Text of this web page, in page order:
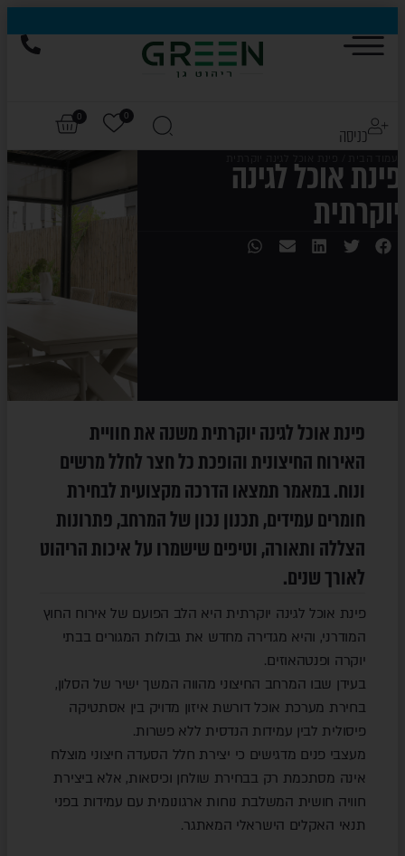
כניסה
0
0
פינת אוכל לגינה
יוקרתית
פינת אוכל לגינה יוקרתית משנה את חוויית
האירוח החיצונית והופכת כל חצר לחלל מרשים
ונוח. במאמר תמצאו הדרכה מקצועית לבחירת
חומרים עמידים, תכנון נכון של המרחב, פתרונות
הצללה ותאורה, וטיפים שישמרו על איכות הריהוט
לאורך שנים.
פינת אוכל לגינה יוקרתית היא הלב הפועם של אירוח החוץ
המודרני, והיא מגדירה מחדש את גבולות המגורים בבתי
יוקרה ופנטהאוזים.
בעידן שבו המרחב החיצוני מהווה המשך ישיר של הסלון,
בחירת מערכת אוכל דורשת איזון מדויק בין אסתטיקה
פיסולית לבין עמידות הנדסית ללא פשרות.
מעצבי פנים מדגישים כי יצירת חלל הסעדה חיצוני מוצלח
אינה מסתכמת רק בבחירת שולחן וכיסאות, אלא ביצירת
חוויה חושית המשלבת נוחות ארגונומית עם עמידות בפני
תנאי האקלים הישראלי המאתגר.